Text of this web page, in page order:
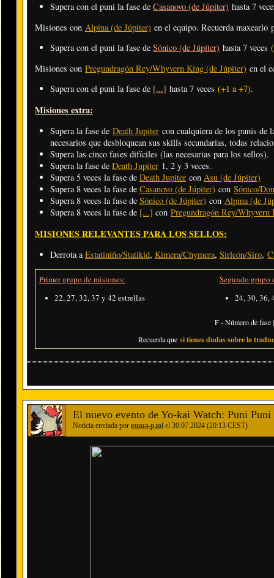
Supera con el puni la fase de Casanovo (de Júpiter) hasta 7
Misiones con Alpina (de Júpiter) en el equipo. Recuerda
Supera con el puni la fase de Sónico (de Júpiter) hasta 7 veces
Misiones con Pregundragón Rey/Whyvern King (de Júpiter) en el
Supera con el puni la fase de [...] hasta 7 veces (+1 a +7).
Misiones extra:
Supera la fase de Death Jupiter con cualquiera de los punis de
necesarios que desbloquean sus skills secundarias, todas
Supera las cinco fases difíciles (las necesarias para los sellos).
Supera la fase de Death Jupiter 1, 2 y 3 veces.
Supera 5 veces la fase de Death Jupiter con Asu (de Júpiter)
Supera 8 veces la fase de Casanovo (de Júpiter) con Sónico/
Supera 8 veces la fase de Sónico (de Júpiter) con Alpina (de
Supera 8 veces la fase de [...] con Pregundragón Rey/
MISIONES RELEVANTES PARA LOS SELLOS:
Derrota aEstatiniño/Statikid, Kimera/Chymera, Sirleón/Siro,
Primer grupo de misiones:
22, 27, 32, 37 y 42 estrellas
Segundo grupo
24, 30, 36,
F - Número de fase
Recuerda que si tienes dudas sobre la
El nuevo evento de Yo-kai Watch: Puni
Noticia enviada por ɐɯuǝ-pɹol el 30.07.2024 (20:13 CEST)